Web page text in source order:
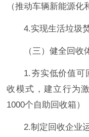
（推动车辆新能源
4.实现生活垃圾
（三）健全回收
1.夯实低价值可
收模式，建立行为
1000个自助回收箱）
2.制定回收企业